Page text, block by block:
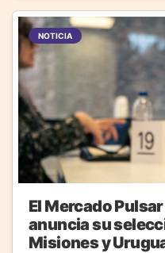
NOTICIA
El Mercado
anuncia su
Misiones y